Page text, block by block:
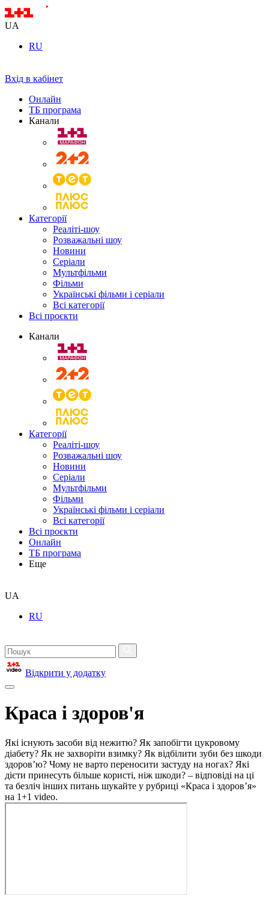
UA
RU
Вхід в кабінет
Онлайн
ТБ програма
Канали
Категорії
Реаліті-шоу
Розважальні шоу
Новини
Серіали
Мультфільми
Фільми
Українські фільми і серіали
Всі категорії
Всі проєкти
Канали
Категорії
Реаліті-шоу
Розважальні шоу
Новини
Серіали
Мультфільми
Фільми
Українські фільми і серіали
Всі категорії
Всі проєкти
Онлайн
ТБ програма
Еще
UA
RU
Відкрити у додатку
Краса і здоров'я
Які існують засоби від нежитю? Як запобігти цукровому
діабету? Як не захворіти взимку? Як відбілити зуби без шкоди
здоров’ю? Чому не варто переносити застуду на ногах? Які
дієти принесуть більше користі, ніж шкоди? – відповіді на ці
та безліч інших питань шукайте у рубриці «Краса і здоров’я»
на 1+1 video.